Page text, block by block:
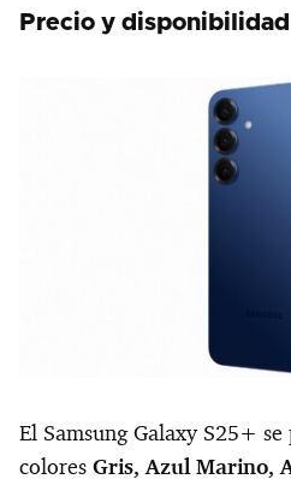
Precio y disponibilidad
El Samsung Galaxy S25+
colores Gris, Azul Marino,